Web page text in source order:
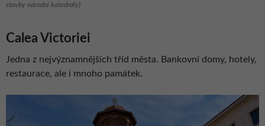
stavby národní katedrály)
Calea Victoriei
Jedna z nejvýznamnějších tříd města. Bankovní domy, hotely,
restaurace, ale i mnoho památek.